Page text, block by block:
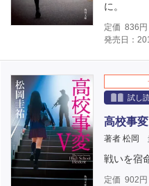
に。
定価 836
発売日：
試し
高校事
著者 松岡
戦いを宿
定価 902